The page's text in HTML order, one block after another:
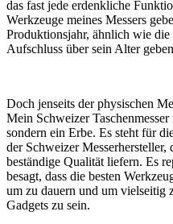
das fast jede erdenkliche
Werkzeuge meines Messers
Produktionsjahr, ähnlich wie die
Aufschluss über sein Alter
Doch jenseits der physischen
Mein Schweizer
sondern ein Erbe. Es steht für
der Schweizer Messerhersteller,
beständige Qualität liefern. Es
besagt, dass die besten
um zu dauern und um vielseitig
Gadgets zu sein.